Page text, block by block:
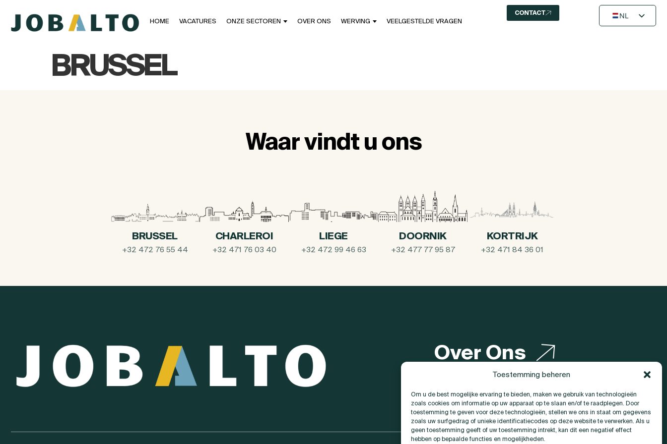
Toestemming beheren
Om u de best mogelijke ervaring te bieden, maken we gebruik van technologieën
zoals cookies om informatie op uw apparaat op te slaan en/of te raadplegen. Door
toestemming te geven voor deze technologieën, stellen we ons in staat om gegevens
zoals uw surfgedrag of unieke identificatiecodes op deze website te verwerken. Als u
geen toestemming geeft of uw toestemming intrekt, kan dit een negatief effect
hebben op bepaalde functies en mogelijkheden.
HOME VACATURES ONZE SECTOREN OVER ONS WERVING VEELGESTELDE VRAGEN
CONTACT
NL
BRUSSEL
Waar vindt u ons
BRUSSEL
+32 472 76 55 44
CHARLEROI
+32 471 76 03 40
LIEGE
+32 472 99 46 63
DOORNIK
+32 477 77 95 87
KORTRIJK
+32 471 84 36 01
Over Ons
Contact